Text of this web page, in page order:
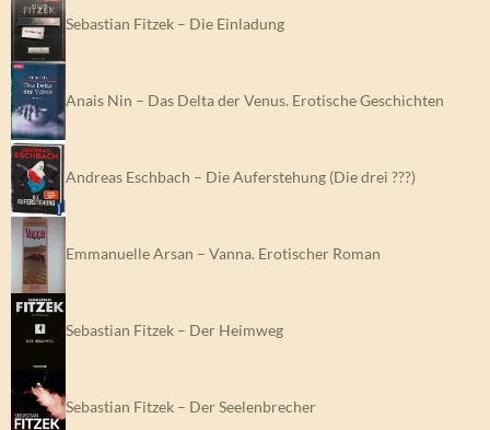
Sebastian Fitzek – Die Einladung
Anais Nin – Das Delta der Venus. Erotische Geschichten
Andreas Eschbach – Die Auferstehung (Die drei ???)
Emmanuelle Arsan – Vanna. Erotischer Roman
Sebastian Fitzek – Der Heimweg
Sebastian Fitzek – Der Seelenbrecher